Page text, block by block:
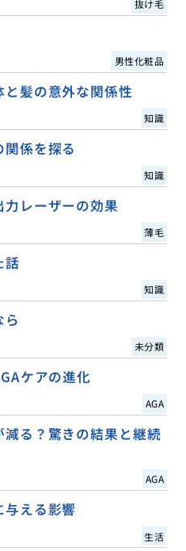
抜け毛
男性化粧品
髪の意外な関係性
知識
係を探る
知識
レーザーの効果
薄毛
話
知識
ら
未分類
ケアの進化
AGA
る？驚きの結果と継続
AGA
える影響
生活